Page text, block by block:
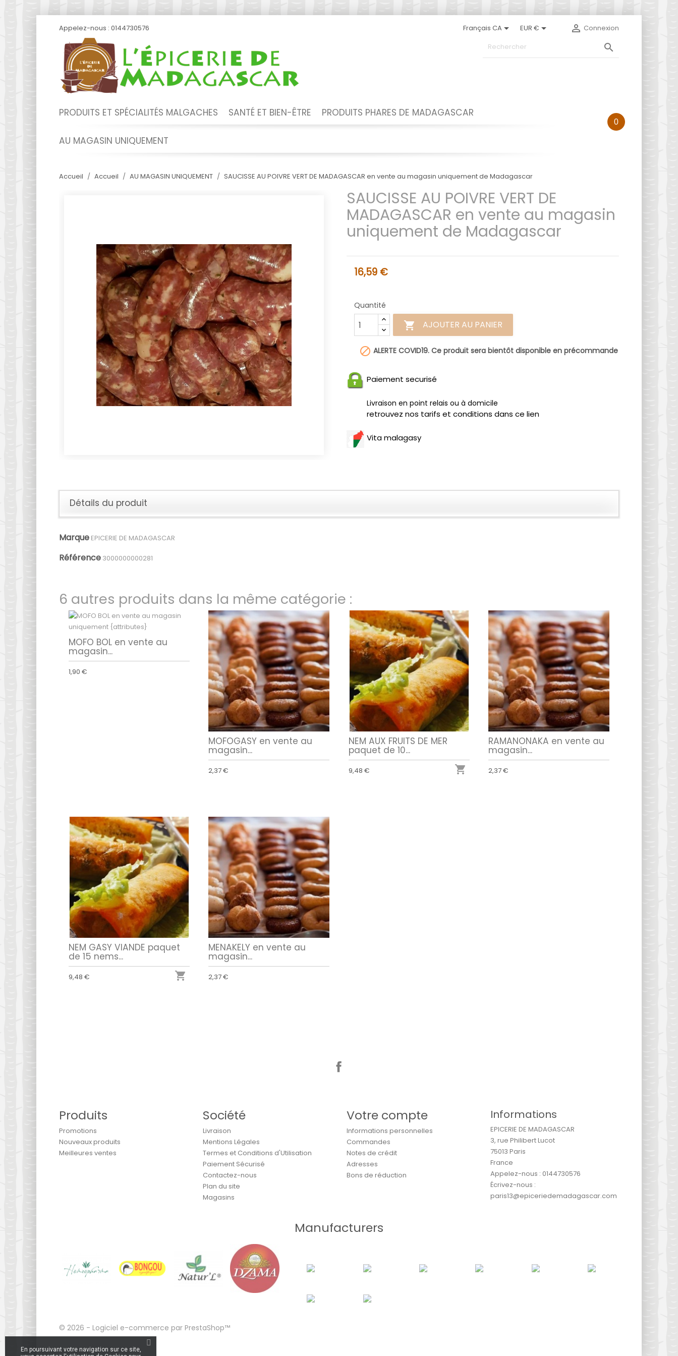
Appelez-nous : 0144730576 Français CA EUR €  Connexion

PRODUITS ET SPÉCIALITÉS MALGACHES SANTÉ ET BIEN-ÊTRE PRODUITS PHARES DE MADAGASCAR
AU MAGASIN UNIQUEMENT
0
Accueil Accueil AU MAGASIN UNIQUEMENT SAUCISSE AU POIVRE VERT DE MADAGASCAR en vente au magasin uniquement de Madagascar
SAUCISSE AU POIVRE VERT DE
MADAGASCAR en vente au magasin
uniquement de Madagascar
16,59 €
Quantité
 AJOUTER AU PANIER
 ALERTE COVID19. Ce produit sera bientôt disponible en précommande
Paiement securisé
Livraison en point relais ou à domicile
retrouvez nos tarifs et conditions dans ce lien
Vita malagasy
Détails du produit
Marque EPICERIE DE MADAGASCAR
Référence 3000000000281
6 autres produits dans la même catégorie :
MOFO BOL en vente au
magasin...
1,90 €
MOFOGASY en vente au
magasin...
2,37 €
NEM AUX FRUITS DE MER
paquet de 10...
9,48 € 
RAMANONAKA en vente au
magasin...
2,37 €
NEM GASY VIANDE paquet
de 15 nems...
9,48 € 
MENAKELY en vente au
magasin...
2,37 €
Produits
Promotions
Nouveaux produits
Meilleures ventes
Société
Livraison
Mentions Légales
Termes et Conditions d'Utilisation
Paiement Sécurisé
Contactez-nous
Plan du site
Magasins
Votre compte
Informations personnelles
Commandes
Notes de crédit
Adresses
Bons de réduction
Informations
EPICERIE DE MADAGASCAR
3, rue Philibert Lucot
75013 Paris
France
Appelez-nous : 0144730576
Écrivez-nous :
paris13@epiceriedemadagascar.com
Manufacturers
© 2026 - Logiciel e-commerce par PrestaShop™
En poursuivant votre navigation sur ce site,